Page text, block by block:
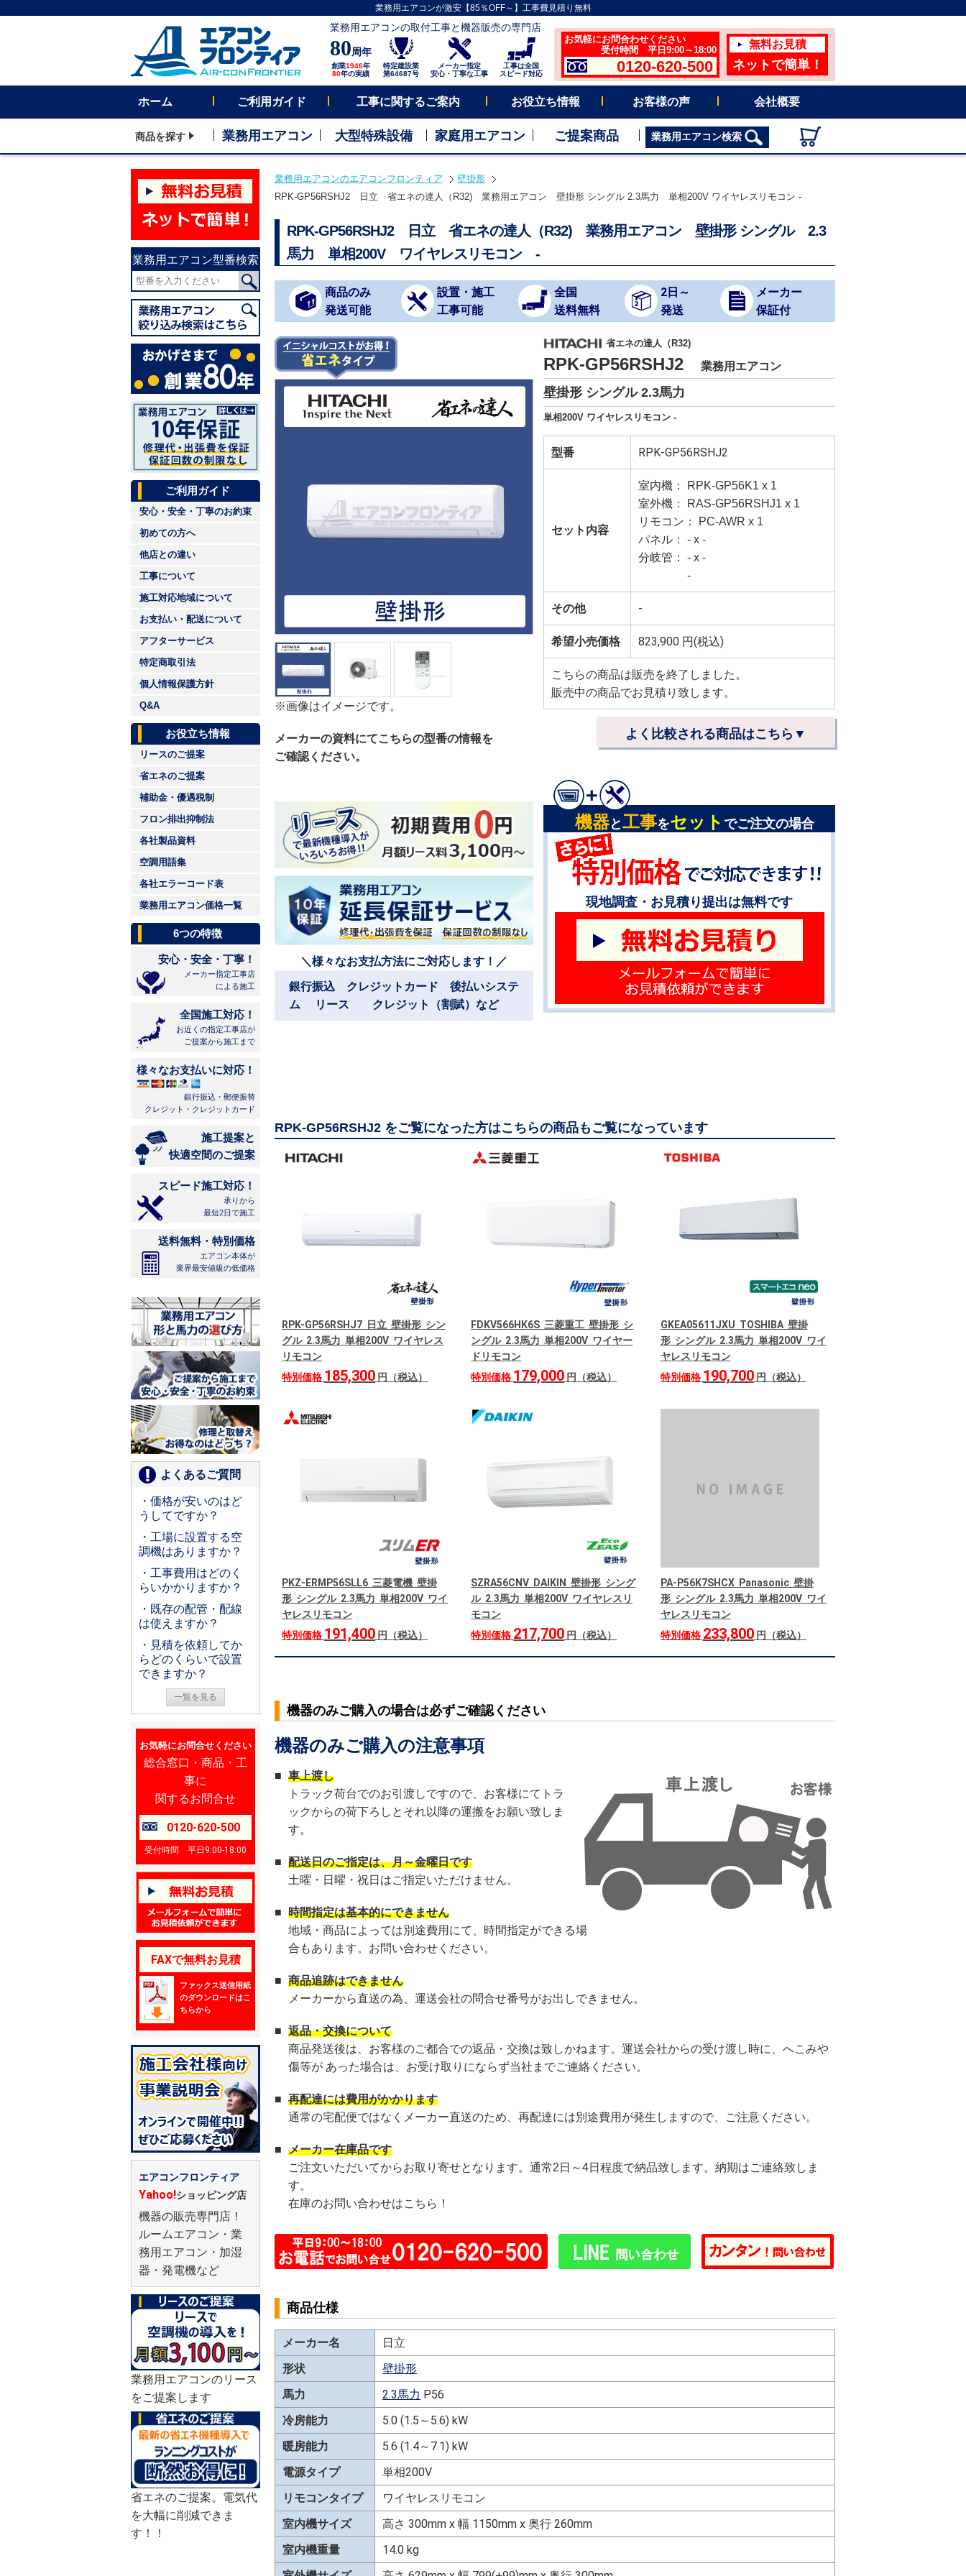
業務用エアコンが激安【85％OFF～】工事費見積り無料
業務用エアコンの取付工事と機器販売の専門店
80周年
創業1946年
80年の実績
特定建設業
第64687号
メーカー指定
安心・丁寧な工事
工事は全国
スピード対応
お気軽にお問合わせください
受付時間 平日9:00～18:00
0120-620-500
無料お見積
ネットで簡単！
ホーム ご利用ガイド 工事に関するご案内 お役立ち情報 お客様の声 会社概要
商品を探す 業務用エアコン 大型特殊設備 家庭用エアコン ご提案商品 業務用エアコン検索
業務用エアコン型番検索
ご利用ガイド
安心・安全・丁寧のお約束
初めての方へ
他店との違い
工事について
施工対応地域について
お支払い・配送について
アフターサービス
特定商取引法
個人情報保護方針
Q&A
お役立ち情報
リースのご提案
省エネのご提案
補助金・優遇税制
フロン排出抑制法
各社製品資料
空調用語集
各社エラーコード表
業務用エアコン価格一覧
6つの特徴
安心・安全・丁寧！
メーカー指定工事店
による施工
全国施工対応！
お近くの指定工事店が
ご提案から施工まで
様々なお支払いに対応！
銀行振込・郵便振替
クレジット・クレジットカード
施工提案と
快適空間のご提案
スピード施工対応！
承りから
最短2日で施工
送料無料・特別価格
エアコン本体が
業界最安値級の低価格
よくあるご質問
・価格が安いのはど
うしてですか？
・工場に設置する空
調機はありますか？
・工事費用はどのく
らいかかりますか？
・既存の配管・配線
は使えますか？
・見積を依頼してか
らどのくらいで設置
できますか？
一覧を見る
お気軽にお問合せください
総合窓口・商品・工
事に
関するお問合せ
0120-620-500
受付時間 平日9:00-18:00
FAXで無料お見積
ファックス送信用紙
のダウンロードはこ
ちらから
エアコンフロンティア
Yahoo!ショッピング店
機器の販売専門店！
ルームエアコン・業
務用エアコン・加湿
器・発電機など
業務用エアコンのリース
をご提案します
省エネのご提案。電気代
を大幅に削減できま
す！！
業務用エアコンのエアコンフロンティア
壁掛形
RPK-GP56RSHJ2 日立 省エネの達人（R32) 業務用エアコン 壁掛形 シングル 2.3馬力 単相200V ワイヤレスリモコン -
RPK-GP56RSHJ2 日立 省エネの達人（R32) 業務用エアコン 壁掛形 シングル 2.3
馬力 単相200V ワイヤレスリモコン -
商品のみ
発送可能
設置・施工
工事可能
全国
送料無料
2日～
発送
メーカー
保証付
※画像はイメージです。
メーカーの資料にてこちらの型番の情報を
ご確認ください。
省エネの達人（R32)
RPK-GP56RSHJ2 業務用エアコン
壁掛形 シングル 2.3馬力
単相200V ワイヤレスリモコン -
型番 RPK-GP56RSHJ2
セット内容
室内機： RPK-GP56K1 x 1
室外機： RAS-GP56RSHJ1 x 1
リモコン： PC-AWR x 1
パネル： - x -
分岐管： - x -
-
その他 -
希望小売価格 823,900 円(税込)
こちらの商品は販売を終了しました。
販売中の商品でお見積り致します。
よく比較される商品はこちら▼
＼様々なお支払方法にご対応します！／
銀行振込 クレジットカード 後払いシステ
ム リース クレジット（割賦）など
機器と工事をセット でご注文の場合
現地調査・お見積り提出は無料です
RPK-GP56RSHJ2 をご覧になった方はこちらの商品もご覧になっています
RPK-GP56RSHJ7 日立 壁掛形 シン
グル 2.3馬力 単相200V ワイヤレス
リモコン
特別価格 185,300 円（税込）
FDKV566HK6S 三菱重工 壁掛形 シ
ングル 2.3馬力 単相200V ワイヤー
ドリモコン
特別価格 179,000 円（税込）
GKEA05611JXU TOSHIBA 壁掛
形 シングル 2.3馬力 単相200V ワイ
ヤレスリモコン
特別価格 190,700円（税込）
PKZ-ERMP56SLL6 三菱電機 壁掛
形 シングル 2.3馬力 単相200V ワイ
ヤレスリモコン
特別価格 191,400 円（税込）
SZRA56CNV DAIKIN 壁掛形 シング
ル 2.3馬力 単相200V ワイヤレスリ
モコン
特別価格 217,700 円（税込）
PA-P56K7SHCX Panasonic 壁掛
形 シングル 2.3馬力 単相200V ワイ
ヤレスリモコン
特別価格 233,800円（税込）
機器のみご購入の場合は必ずご確認ください
機器のみご購入の注意事項
■ 車上渡し
トラック荷台でのお引渡しですので、お客様にてトラ
ックからの荷下ろしとそれ以降の運搬をお願い致しま
す。
■ 配送日のご指定は、月～金曜日です
土曜・日曜・祝日はご指定いただけません。
■ 時間指定は基本的にできません
地域・商品によっては別途費用にて、時間指定ができる場
合もあります。お問い合わせください。
■ 商品追跡はできません
メーカーから直送の為、運送会社の問合せ番号がお出しできません。
■ 返品・交換について
商品発送後は、お客様のご都合での返品・交換は致しかねます。運送会社からの受け渡し時に、へこみや
傷等が あった場合は、お受け取りにならず当社までご連絡ください。
■ 再配達には費用がかかります
通常の宅配便ではなくメーカー直送のため、再配達には別途費用が発生しますので、ご注意ください。
■ メーカー在庫品です
ご注文いただいてからお取り寄せとなります。通常2日～4日程度で納品致します。納期はご連絡致しま
す。
在庫のお問い合わせはこちら！
商品仕様
メーカー名
日立
形状
壁掛形
馬力
2.3馬力 P56
冷房能力
5.0 (1.5～5.6) kW
暖房能力
5.6 (1.4～7.1) kW
電源タイプ
単相200V
リモコンタイプ
ワイヤレスリモコン
室内機サイズ
高さ 300mm x 幅 1150mm x 奥行 260mm
室内機重量
14.0 kg